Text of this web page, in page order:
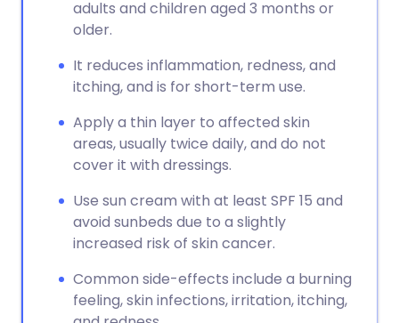
adults and children aged 3 months or
older.
It reduces inflammation, redness, and
itching, and is for short-term use.
Apply a thin layer to affected skin
areas, usually twice daily, and do not
cover it with dressings.
Use sun cream with at least SPF 15 and
avoid sunbeds due to a slightly
increased risk of skin cancer.
Common side-effects include a burning
feeling, skin infections, irritation, itching,